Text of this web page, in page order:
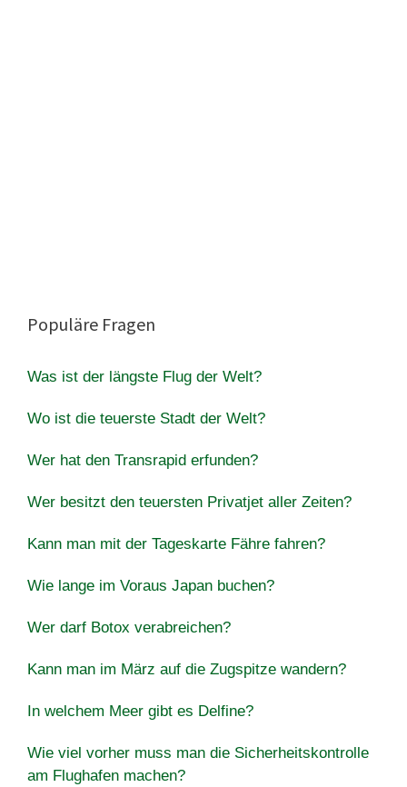
Populäre Fragen
Was ist der längste Flug der Welt?
Wo ist die teuerste Stadt der Welt?
Wer hat den Transrapid erfunden?
Wer besitzt den teuersten Privatjet aller Zeiten?
Kann man mit der Tageskarte Fähre fahren?
Wie lange im Voraus Japan buchen?
Wer darf Botox verabreichen?
Kann man im März auf die Zugspitze wandern?
In welchem Meer gibt es Delfine?
Wie viel vorher muss man die Sicherheitskontrolle
am Flughafen machen?